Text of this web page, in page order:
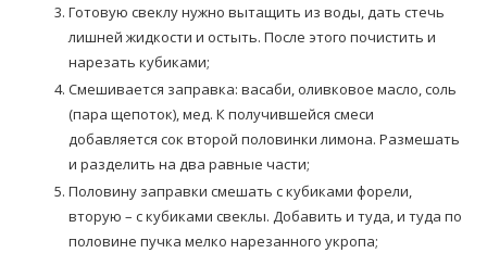
Готовую свеклу нужно вытащить из воды, дать стечь
лишней жидкости и остыть. После этого почистить и
нарезать кубиками;
Смешивается заправка: васаби, оливковое масло, соль
(пара щепоток), мед. К получившейся смеси
добавляется сок второй половинки лимона. Размешать
и разделить на два равные части;
Половину заправки смешать с кубиками форели,
вторую – с кубиками свеклы. Добавить и туда, и туда по
половине пучка мелко нарезанного укропа;